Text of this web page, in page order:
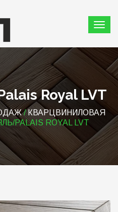
Royal LVT
/ КВАРЦВИНИЛОВАЯ
PALAIS ROYAL LVT